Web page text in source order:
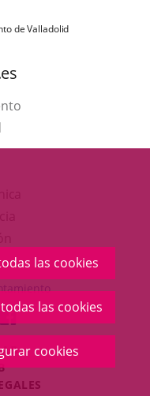
las cookies
las cookies
cookies
de Valladolid
aplicación
externa.
ENLACE
A
UNA